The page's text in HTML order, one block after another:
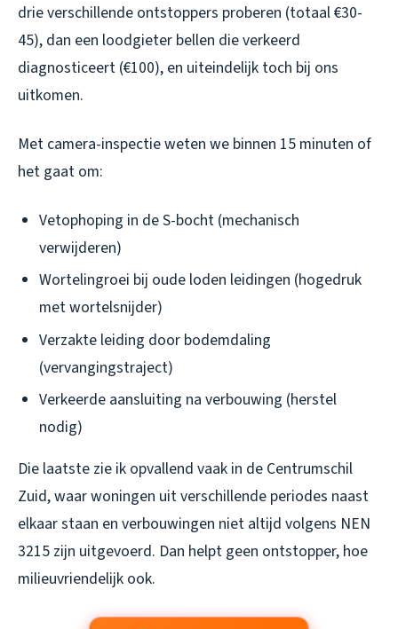
drie verschillende ontstoppers proberen (totaal €30-
45), dan een loodgieter bellen die verkeerd
diagnosticeert (€100), en uiteindelijk toch bij ons
uitkomen.
Met camera-inspectie weten we binnen 15 minuten of
het gaat om:
Vetophoping in de S-bocht (mechanisch
verwijderen)
Wortelingroei bij oude loden leidingen (hogedruk
met wortelsnijder)
Verzakte leiding door bodemdaling
(vervangingstraject)
Verkeerde aansluiting na verbouwing (herstel
nodig)
Die laatste zie ik opvallend vaak in de Centrumschil
Zuid, waar woningen uit verschillende periodes naast
elkaar staan en verbouwingen niet altijd volgens NEN
3215 zijn uitgevoerd. Dan helpt geen ontstopper, hoe
milieuvriendelijk ook.